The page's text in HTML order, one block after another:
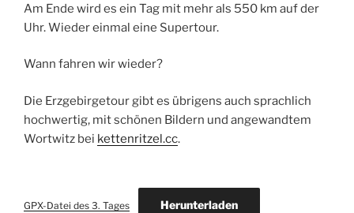
Am Ende wird es ein Tag mit mehr als 550 km auf der
Uhr. Wieder einmal eine Supertour.
Wann fahren wir wieder?
Die Erzgebirgetour gibt es übrigens auch sprachlich
hochwertig, mit schönen Bildern und angewandtem
Wortwitz bei kettenritzel.cc.
GPX-Datei des 3. Tages Herunterladen